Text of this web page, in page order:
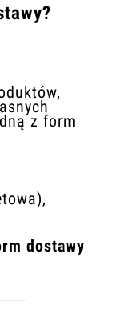
z form
dostawy